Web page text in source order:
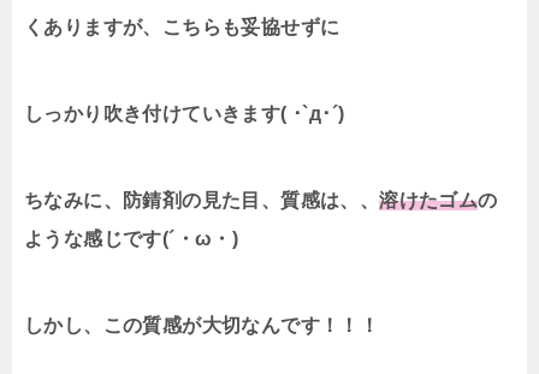
くありますが、こちらも妥協せずに
しっかり吹き付けていきます( ･`д･´)
ちなみに、防錆剤の見た目、質感は、、溶けたゴムの
ような感じです(´・ω・)
しかし、この質感が大切なんです！！！